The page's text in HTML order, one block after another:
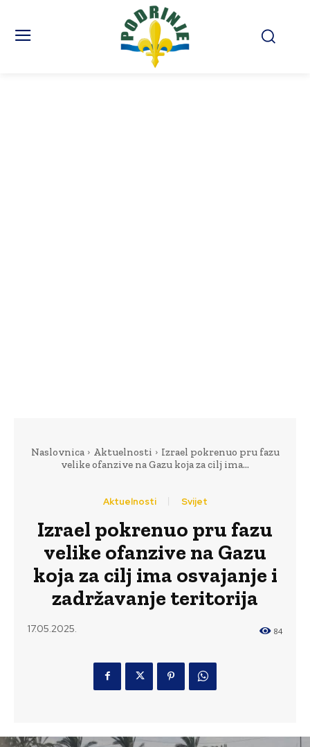
Naslovnica Aktuelnosti
Izrael pokrenuo pru fazu
velike ofanzive na Gazu koja za cilj ima...
Aktuelnosti Svijet
Izrael pokrenuo pru fazu
velike ofanzive na Gazu
koja za cilj ima osvajanje i
zadržavanje teritorija
17.05.2025. 84